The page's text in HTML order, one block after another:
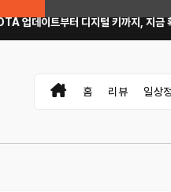
디지털 키까지, 지금 확인할 것은?
홈 리뷰 일상